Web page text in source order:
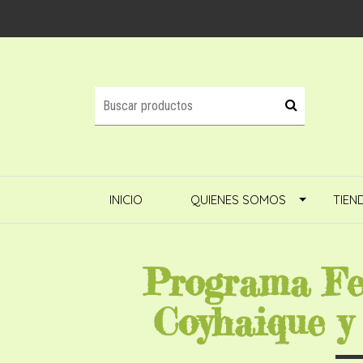
INICIO QUIENES SOMOS
Programa
Coyhaique